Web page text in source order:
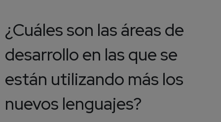
¿Cuáles son las áreas de
desarrollo en las que se
están utilizando más los
nuevos lenguajes?